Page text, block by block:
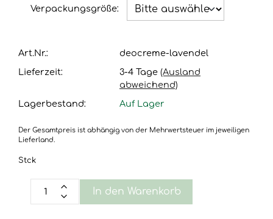
Verpackungsgröße:
Art.Nr.:
deocreme-lavendel
Lieferzeit:
3-4 Tage (Ausland
abweichend)
Lagerbestand:
Auf Lager
Der Gesamtpreis ist abhängig von der Mehrwertsteuer im jeweiligen
Lieferland.
Stck
In den Warenkorb